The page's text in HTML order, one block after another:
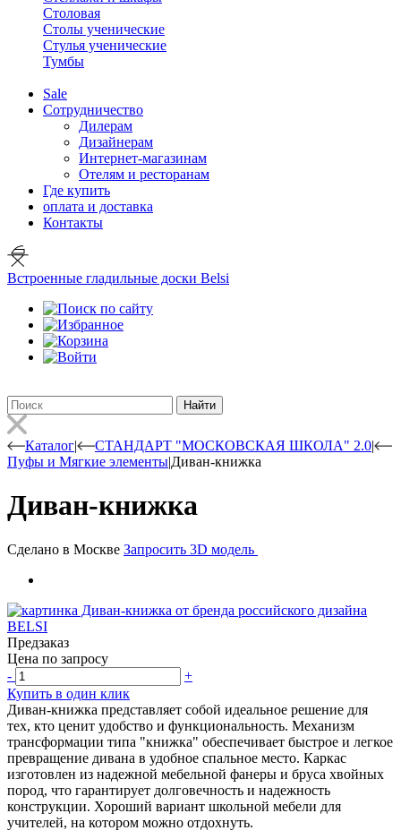
Столовая
Столы ученические
Стулья ученические
Тумбы
Sale
Сотрудничество
Дилерам
Дизайнерам
Интернет-магазинам
Отелям и ресторанам
Где купить
оплата и доставка
Контакты
Встроенные гладильные доски Belsi
Найти
Каталог| СТАНДАРТ "МОСКОВСКАЯ ШКОЛА" 2.0|
Пуфы и Мягкие элементы|Диван-книжка
Диван-книжка
Сделано в Москве Запросить 3D модель
Предзаказ
Цена по запросу
-
+
Купить в один клик
Диван-книжка представляет собой идеальное решение для
тех, кто ценит удобство и функциональность. Механизм
трансформации типа "книжка" обеспечивает быстрое и легкое
превращение дивана в удобное спальное место. Каркас
изготовлен из надежной мебельной фанеры и бруса хвойных
пород, что гарантирует долговечность и надежность
конструкции. Хороший вариант школьной мебели для
учителей, на котором можно отдохнуть.